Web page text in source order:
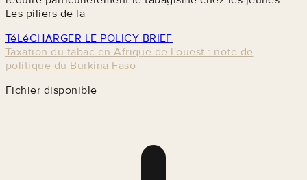
Les piliers de la
TéLéCHARGER LE POLICY BRIEF
Taxation du tabac en Afrique de l'ouest : note de
politique du Burkina Faso
Fichier disponible